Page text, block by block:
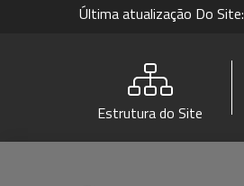
Última atualização Do
Estrutura do Site